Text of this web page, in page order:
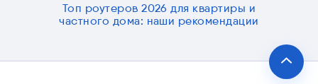
Топ роутеров 2026 для квартиры и
частного дома: наши рекомендации